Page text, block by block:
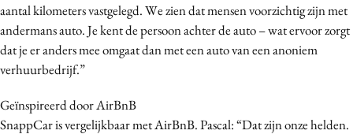
aantal kilometers vastgelegd. We zien dat mensen voorzichtig zijn met
andermans auto. Je kent de persoon achter de auto – wat ervoor zorgt
dat je er anders mee omgaat dan met een auto van een anoniem
verhuurbedrijf.”
Geïnspireerd door AirBnB
SnappCar is vergelijkbaar met AirBnB. Pascal: “Dat zijn onze helden.